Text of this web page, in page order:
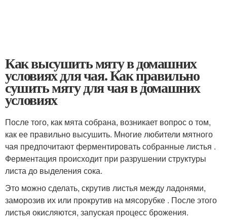
Как высушить мяту в домашних
условиях для чая. Как правильно
сушить мяту для чая в домашних
условиях
После того, как мята собрана, возникает вопрос о том,
как ее правильно высушить. Многие любители мятного
чая предпочитают ферментировать собранные листья .
Ферментация происходит при разрушении структуры
листа до выделения сока.
Это можно сделать, скрутив листья между ладонями,
заморозив их или прокрутив на мясорубке . После этого
листья окисляются, запуская процесс брожения.